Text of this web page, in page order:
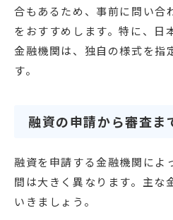
合もあるため、事前に問い合
をおすすめします。特に、日
金融機関は、独自の様式を指
す。
融資の申請から審査ま
融資を申請する金融機関によ
間は大きく異なります。主な
いきましょう。